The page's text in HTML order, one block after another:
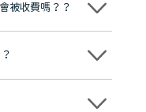
種植系統全球放心植牙中
到粵港澳大灣區及周邊城
設有八大分院，香港亦設
時預約免費咨詢，讓人十
被收費嗎？？
取任何費用。
的價錢，顧客同意並簽字